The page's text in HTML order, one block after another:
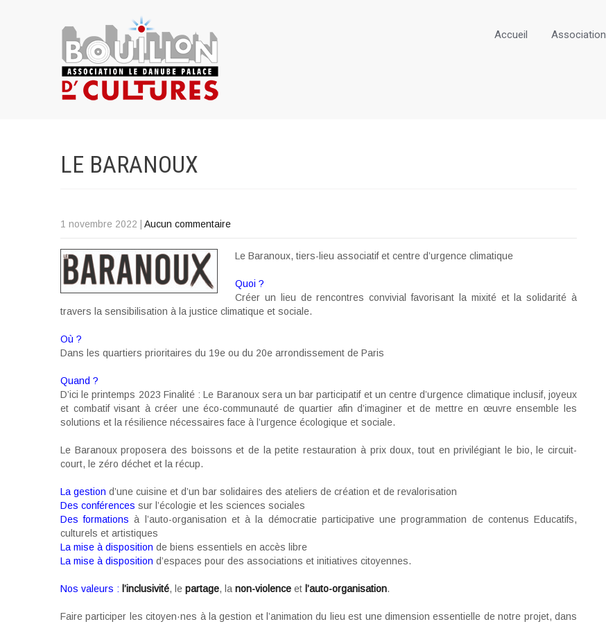
Accueil Association
LE BARANOUX
1 novembre 2022 Aucun commentaire
Le Baranoux, tiers-lieu associatif et centre d’urgence climatique
Quoi ?
Créer un lieu de rencontres convivial favorisant la mixité et la solidarité à
travers la sensibilisation à la justice climatique et sociale.
Où ?
Dans les quartiers prioritaires du 19e ou du 20e arrondissement de Paris
Quand ?
D’ici le printemps 2023 Finalité : Le Baranoux sera un bar participatif et un centre d’urgence climatique inclusif, joyeux
et combatif visant à créer une éco-communauté de quartier afin d’imaginer et de mettre en œuvre ensemble les
solutions et la résilience nécessaires face à l’urgence écologique et sociale.
Le Baranoux proposera des boissons et de la petite restauration à prix doux, tout en privilégiant le bio, le circuit-
court, le zéro déchet et la récup.
La gestion d’une cuisine et d’un bar solidaires des ateliers de création et de revalorisation
Des conférences sur l’écologie et les sciences sociales
Des formations à l’auto-organisation et à la démocratie participative une programmation de contenus Educatifs,
culturels et artistiques
La mise à disposition de biens essentiels en accès libre
La mise à disposition d’espaces pour des associations et initiatives citoyennes.
Nos valeurs : l’inclusivité, le partage, la non-violence et ’auto-organisation.
Faire participer les citoyen·nes à la gestion et l’animation du lieu est une dimension essentielle de notre projet, dans